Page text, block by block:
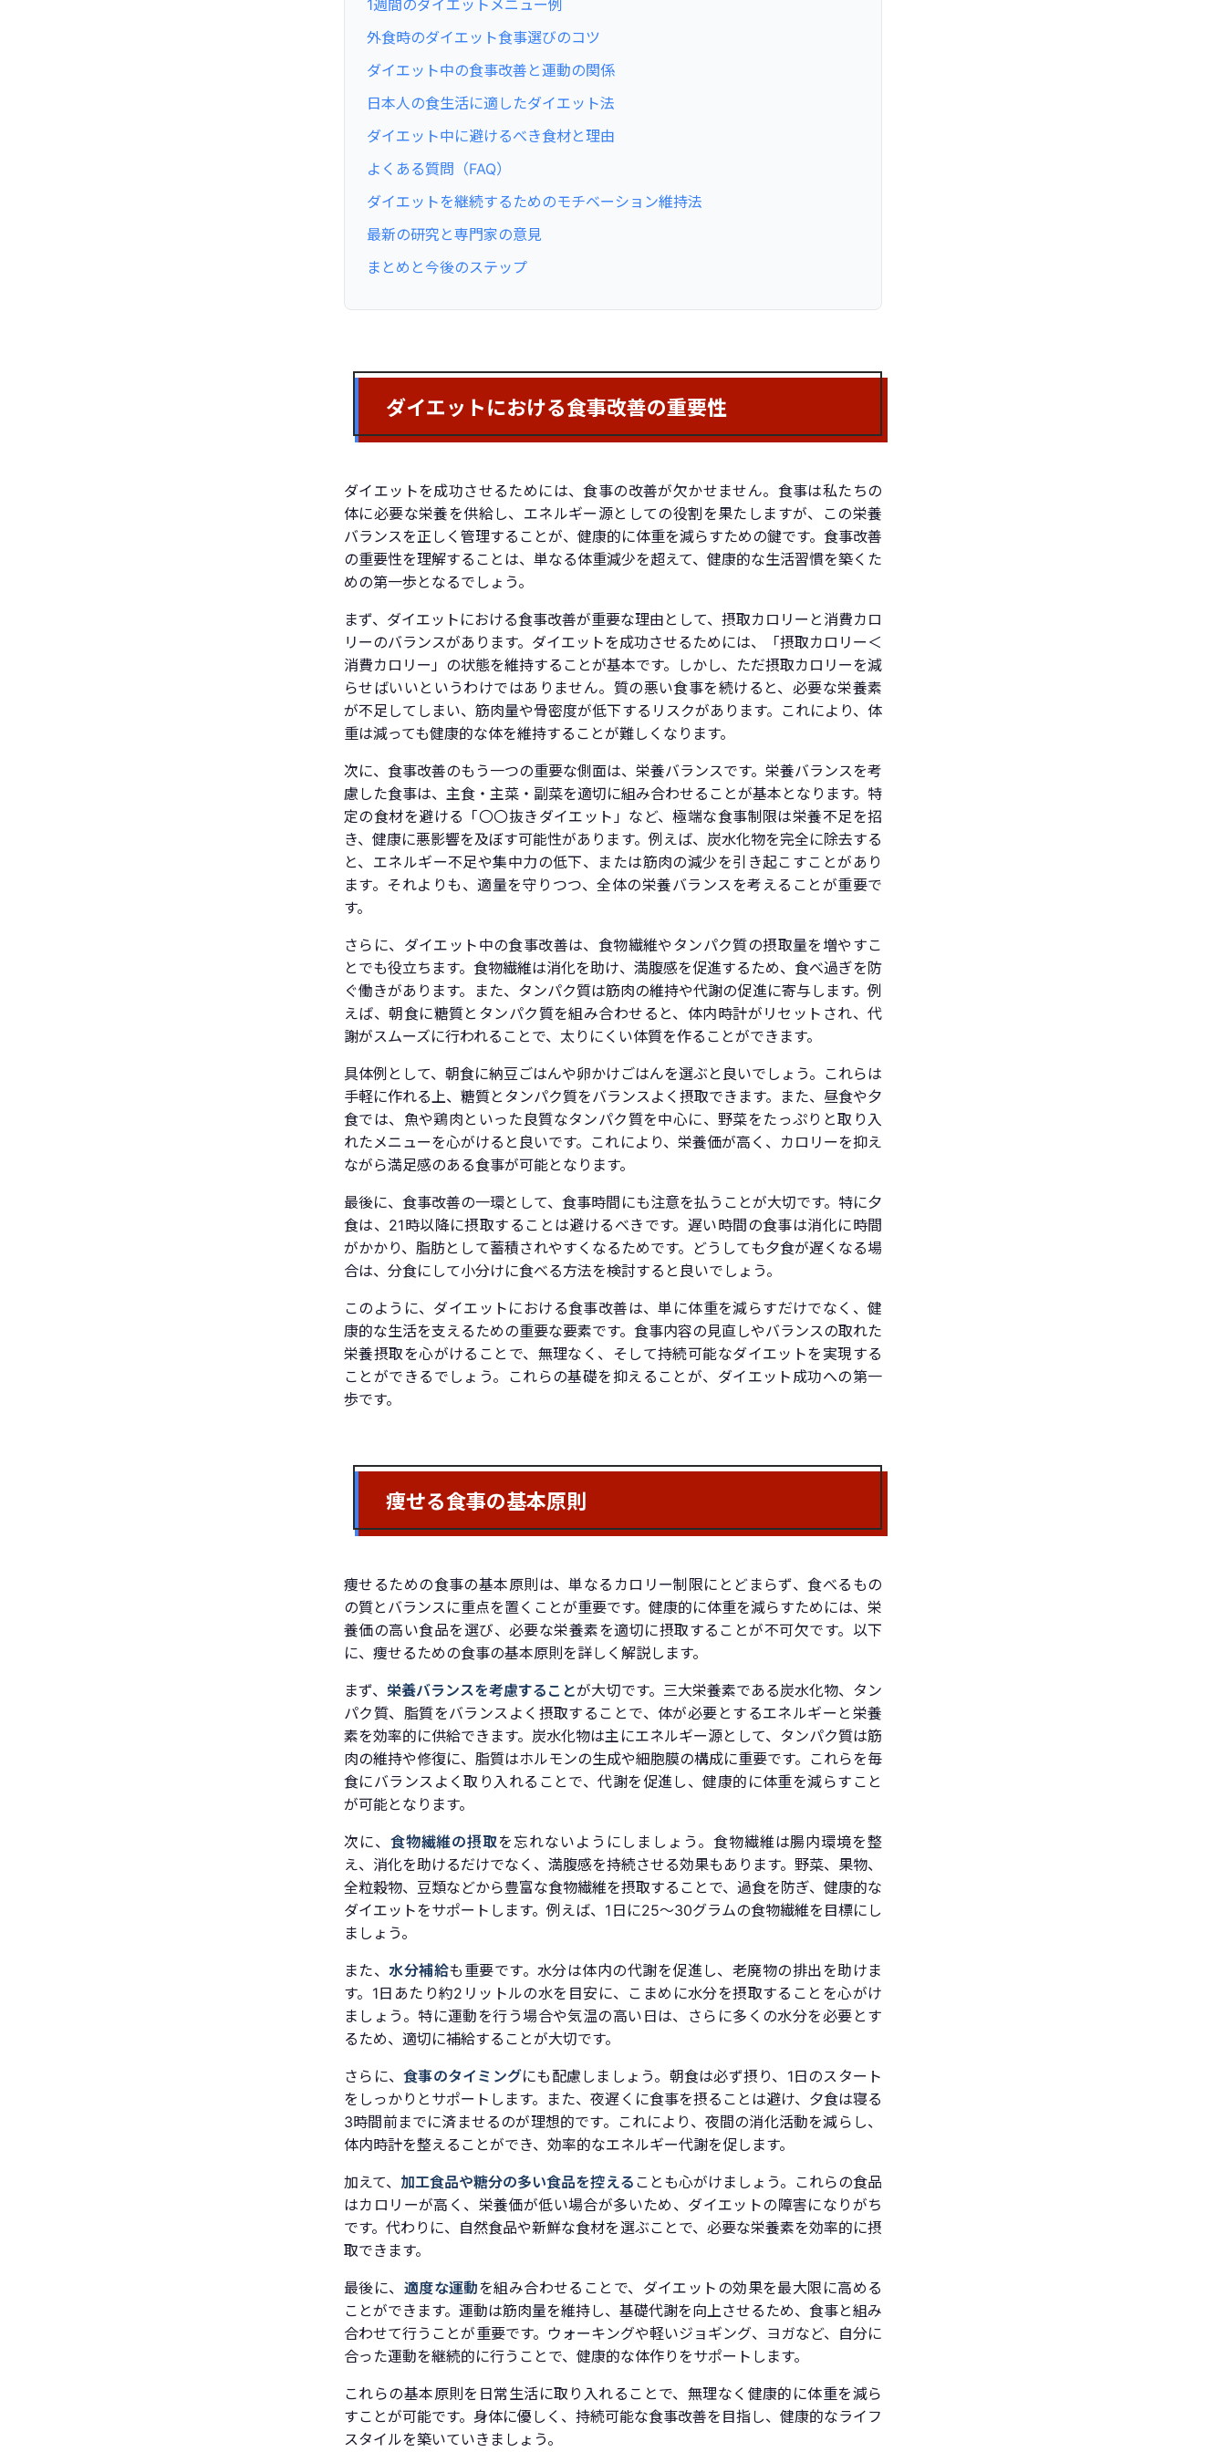
1週間のダイエットメニュー例
外食時のダイエット食事選びのコツ
ダイエット中の食事改善と運動の関係
日本人の食生活に適したダイエット法
ダイエット中に避けるべき食材と理由
よくある質問（FAQ）
ダイエットを継続するためのモチベーション維持法
最新の研究と専門家の意見
まとめと今後のステップ
ダイエットにおける食事改善の重要性
ダイエットを成功させるためには、食事の改善が欠かせません。食事は私たちの
体に必要な栄養を供給し、エネルギー源としての役割を果たしますが、この栄養
バランスを正しく管理することが、健康的に体重を減らすための鍵です。食事改善
の重要性を理解することは、単なる体重減少を超えて、健康的な生活習慣を築くた
めの第一歩となるでしょう。
まず、ダイエットにおける食事改善が重要な理由として、摂取カロリーと消費カロ
リーのバランスがあります。ダイエットを成功させるためには、「摂取カロリー＜
消費カロリー」の状態を維持することが基本です。しかし、ただ摂取カロリーを減
らせばいいというわけではありません。質の悪い食事を続けると、必要な栄養素
が不足してしまい、筋肉量や骨密度が低下するリスクがあります。これにより、体
重は減っても健康的な体を維持することが難しくなります。
次に、食事改善のもう一つの重要な側面は、栄養バランスです。栄養バランスを考
慮した食事は、主食・主菜・副菜を適切に組み合わせることが基本となります。特
定の食材を避ける「〇〇抜きダイエット」など、極端な食事制限は栄養不足を招
き、健康に悪影響を及ぼす可能性があります。例えば、炭水化物を完全に除去する
と、エネルギー不足や集中力の低下、または筋肉の減少を引き起こすことがあり
ます。それよりも、適量を守りつつ、全体の栄養バランスを考えることが重要で
す。
さらに、ダイエット中の食事改善は、食物繊維やタンパク質の摂取量を増やすこ
とでも役立ちます。食物繊維は消化を助け、満腹感を促進するため、食べ過ぎを防
ぐ働きがあります。また、タンパク質は筋肉の維持や代謝の促進に寄与します。例
えば、朝食に糖質とタンパク質を組み合わせると、体内時計がリセットされ、代
謝がスムーズに行われることで、太りにくい体質を作ることができます。
具体例として、朝食に納豆ごはんや卵かけごはんを選ぶと良いでしょう。これらは
手軽に作れる上、糖質とタンパク質をバランスよく摂取できます。また、昼食や夕
食では、魚や鶏肉といった良質なタンパク質を中心に、野菜をたっぷりと取り入
れたメニューを心がけると良いです。これにより、栄養価が高く、カロリーを抑え
ながら満足感のある食事が可能となります。
最後に、食事改善の一環として、食事時間にも注意を払うことが大切です。特に夕
食は、21時以降に摂取することは避けるべきです。遅い時間の食事は消化に時間
がかかり、脂肪として蓄積されやすくなるためです。どうしても夕食が遅くなる場
合は、分食にして小分けに食べる方法を検討すると良いでしょう。
このように、ダイエットにおける食事改善は、単に体重を減らすだけでなく、健
康的な生活を支えるための重要な要素です。食事内容の見直しやバランスの取れた
栄養摂取を心がけることで、無理なく、そして持続可能なダイエットを実現する
ことができるでしょう。これらの基礎を抑えることが、ダイエット成功への第一
歩です。
痩せる食事の基本原則
痩せるための食事の基本原則は、単なるカロリー制限にとどまらず、食べるもの
の質とバランスに重点を置くことが重要です。健康的に体重を減らすためには、栄
養価の高い食品を選び、必要な栄養素を適切に摂取することが不可欠です。以下
に、痩せるための食事の基本原則を詳しく解説します。
まず、栄養バランスを考慮することが大切です。三大栄養素である炭水化物、タン
パク質、脂質をバランスよく摂取することで、体が必要とするエネルギーと栄養
素を効率的に供給できます。炭水化物は主にエネルギー源として、タンパク質は筋
肉の維持や修復に、脂質はホルモンの生成や細胞膜の構成に重要です。これらを毎
食にバランスよく取り入れることで、代謝を促進し、健康的に体重を減らすこと
が可能となります。
次に、 食物繊維の摂取を忘れないようにしましょう。食物繊維は腸内環境を整
え、消化を助けるだけでなく、満腹感を持続させる効果もあります。野菜、果物、
全粒穀物、豆類などから豊富な食物繊維を摂取することで、過食を防ぎ、健康的な
ダイエットをサポートします。例えば、1日に25〜30グラムの食物繊維を目標にし
ましょう。
また、水分補給も重要です。水分は体内の代謝を促進し、老廃物の排出を助けま
す。1日あたり約2リットルの水を目安に、こまめに水分を摂取することを心がけ
ましょう。特に運動を行う場合や気温の高い日は、さらに多くの水分を必要とす
るため、適切に補給することが大切です。
さらに、 食事のタイミングにも配慮しましょう。朝食は必ず摂り、1日のスタート
をしっかりとサポートします。また、夜遅くに食事を摂ることは避け、夕食は寝る
3時間前までに済ませるのが理想的です。これにより、夜間の消化活動を減らし、
体内時計を整えることができ、効率的なエネルギー代謝を促します。
加えて、 加工食品や糖分の多い食品を控える ことも心がけましょう。これらの食品
はカロリーが高く、栄養価が低い場合が多いため、ダイエットの障害になりがち
です。代わりに、自然食品や新鮮な食材を選ぶことで、必要な栄養素を効率的に摂
取できます。
最後に、 適度な運動を組み合わせることで、ダイエットの効果を最大限に高める
ことができます。運動は筋肉量を維持し、基礎代謝を向上させるため、食事と組み
合わせて行うことが重要です。ウォーキングや軽いジョギング、ヨガなど、自分に
合った運動を継続的に行うことで、健康的な体作りをサポートします。
これらの基本原則を日常生活に取り入れることで、無理なく健康的に体重を減ら
すことが可能です。身体に優しく、持続可能な食事改善を目指し、健康的なライフ
スタイルを築いていきましょう。